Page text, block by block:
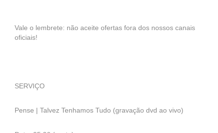
Vale o lembrete: não aceite ofertas fora dos nossos canais
oficiais!
SERVIÇO
Pense | Talvez Tenhamos Tudo (gravação dvd ao vivo)